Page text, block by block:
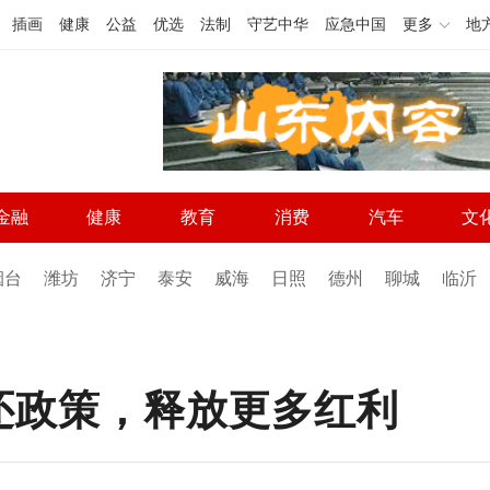
插画 健康 公益 优选 法制 守艺中华 应急中国 更多 地
融 健康 教育 消费 汽车 文
台 潍坊 济宁 泰安 威海 日照 德州 聊城 临沂
策，释放更多红利